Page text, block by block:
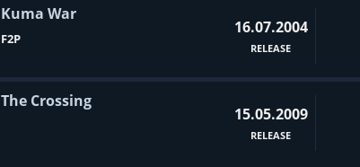
Kuma War
F2P
16.07.2004
RELEASE
The Crossing
15.05.2009
RELEASE